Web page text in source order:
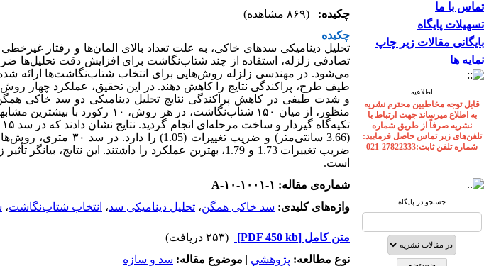
تماس با ما
تسهیلات پایگاه
بایگانی مقالات زیر چاپ
نمایه ها
اطلاعیه
قابل توجه مخاطبین محترم نشریه
به اطلاع میرساند جهت ارتباط با
نشریه صرفاً از طریق شماره
تلفن‌های زیر تماس حاصل فرمایید:
شماره تلفن ثابت:27822333-021
جستجو در پایگاه
چکیده:
(۸۶۹ مشاهده)
چکیده
تحلیل دینامیکی سدهای خاکی، به علت تعداد بالای المان‌ها و رفتار
تصادفی زلزله، استفاده از چند شتاب‌نگاشت برای افزایش دقت تحلیل‌ها
می‌شود. در مهندسی زلزله روش‌هایی برای انتخاب شتاب‌نگاشت‌ها ارائه
طیف طرح، پراکندگی نتایج را کاهش دهند. در این تحقیق، عملکرد چهار
و شدت طیفی در کاهش پراکندگی نتایج تحلیل دینامیکی دو سد خاکی همگن
منظور، از میان ۱۵۰ شتاب‌نگاشت، در هر روش، ۱۰ رکورد با بیشترین
تکیه‌گاه گیردار و ساخت مرحله‌ای انجام گردید. نتایج نشان دادند که در سد ۱۵
(
3.66 سانتی‌متر) و ضریب تغییرات (1.05) را دارد. در سد ۳۰ متری،
ضریب تغییرات1.73 و 1.79،
بهترین عملکرد را داشتند. این نتایج، بیانگر
است.
شماره‌ی مقاله: A-۱۰-۱۰۰۱-۱
واژه‌های کلیدی: سد خاکی همگن، تحلیل دینامیکی سد، انتخاب شتاب‌نگاشت،
متن کامل [PDF 450 kb]
(۲۵۳ دریافت)
نوع مطالعه: پژوهشي | موضوع مقاله: سد و سازه